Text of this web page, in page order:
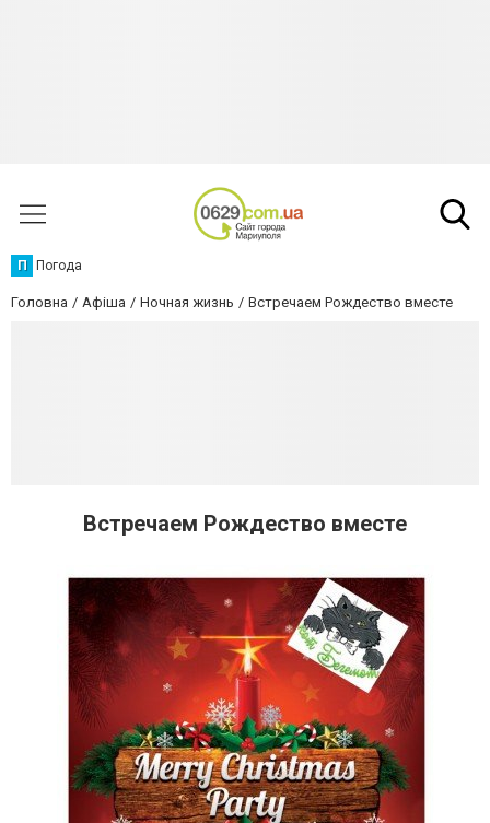
П Погода
Головна Афіша Ночная жизнь Встречаем Рождество вместе
Встречаем Рождество вместе